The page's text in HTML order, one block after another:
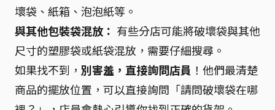
壞袋、紙箱、泡泡紙等。
與其他包裝袋混放： 有些分店可能將破壞袋與其他
尺寸的塑膠袋或紙袋混放，需要仔細搜尋。
如果找不到， 別害羞，直接詢問店員 ！他們最清楚
商品的擺放位置，可以直接詢問「請問破壞袋在哪